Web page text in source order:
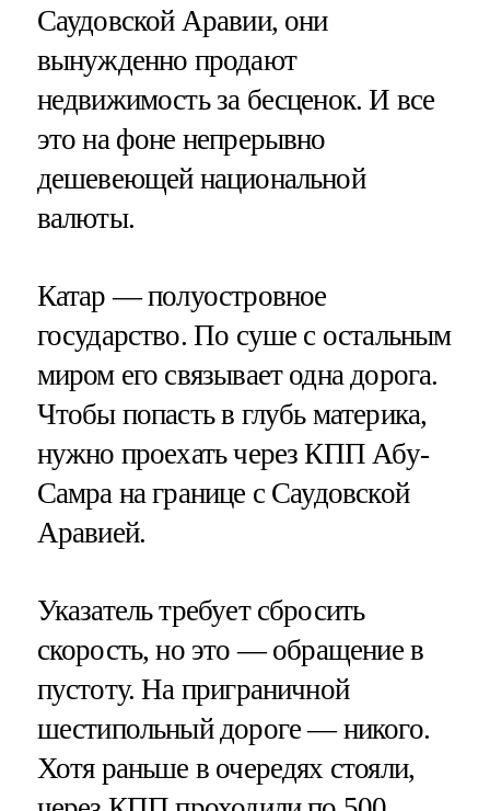
Саудовской Аравии, они
вынужденно продают
недвижимость за бесценок. И все
это на фоне непрерывно
дешевеющей национальной
валюты.
Катар — полуостровное
государство. По суше с остальным
миром его связывает одна дорога.
Чтобы попасть в глубь материка,
нужно проехать через КПП Абу-
Самра на границе с Саудовской
Аравией.
Указатель требует сбросить
скорость, но это — обращение в
пустоту. На приграничной
шестипольный дороге — никого.
Хотя раньше в очередях стояли,